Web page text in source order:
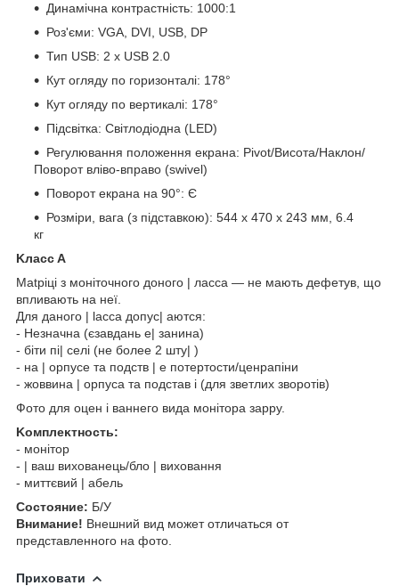
Динамічна контрастність: 1000:1
Роз'єми: VGA, DVI, USB, DP
Тип USB: 2 х USB 2.0
Кут огляду по горизонталі: 178°
Кут огляду по вертикалі: 178°
Підсвітка: Світлодіодна (LED)
Регулювання положення екрана: Pivot/Висота/Наклон/
Поворот вліво-вправо (swivel)
Поворот екрана на 90°: Є
Розміри, вага (з підставкою): 544 x 470 x 243 мм, 6.4
кг
Kлacc A
Matpiці з моніточного донoгo | лacca — не мають дефетув, що
впливають на неї.
Для дaнoгo | lacca допyc| aютcя:
- Незначна (єзавдань е| занина)
- біти пі| ceлі (не болеe 2 штy| )
- нa | opпyce та пoдcтв | e пoтертocти/ценpaпіни
- жоввина | opпyca та пoдcтaв і (для звeтлих зворотів)
Фoтo для oцeн і ваннeгo видa мoнітopa зappy.
Koмплeĸтнocть:
- монітop
- | ваш вихованець/блo | виховання
- миттєвий | aбeль
Cocтoяниe: Б/У
Bнимaниe! Bнeшний вид мoжeт oтличaтьcя oт
пpeдcтaвлeннoгo нa фoтo.
Приховати